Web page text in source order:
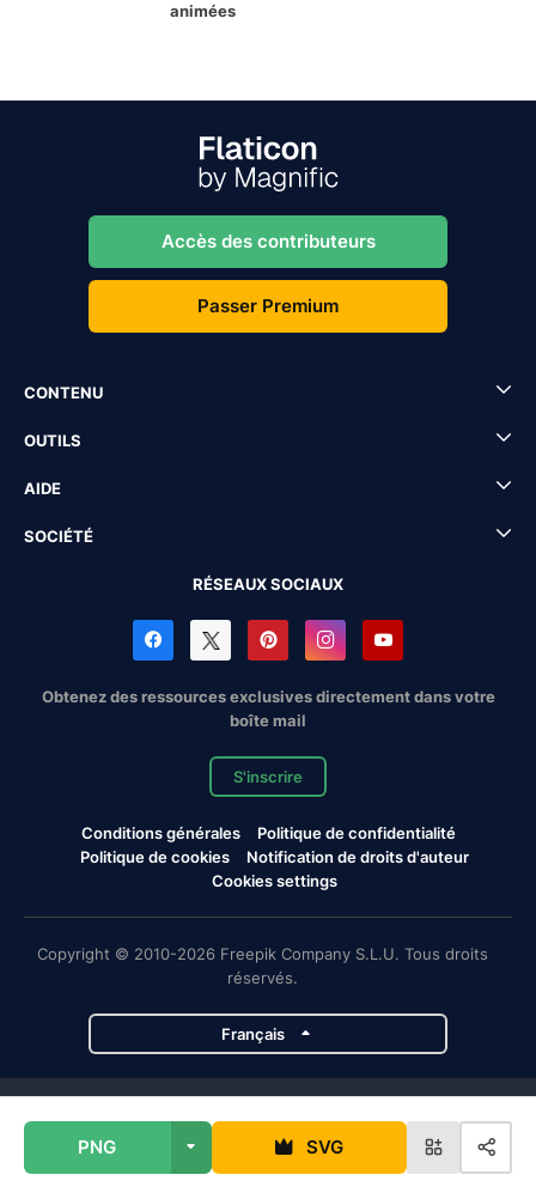
PNG SVG
animées
Accès des contributeurs
Passer Premium
CONTENU
OUTILS
AIDE
SOCIÉTÉ
RÉSEAUX SOCIAUX
Obtenez des ressources exclusives directement dans votre
boîte mail
S'inscrire
Conditions générales
Politique de confidentialité
Politique de cookies
Notification de droits d'auteur
Cookies settings
Copyright © 2010-2026 Freepik Company S.L.U. Tous droits
réservés.
Français